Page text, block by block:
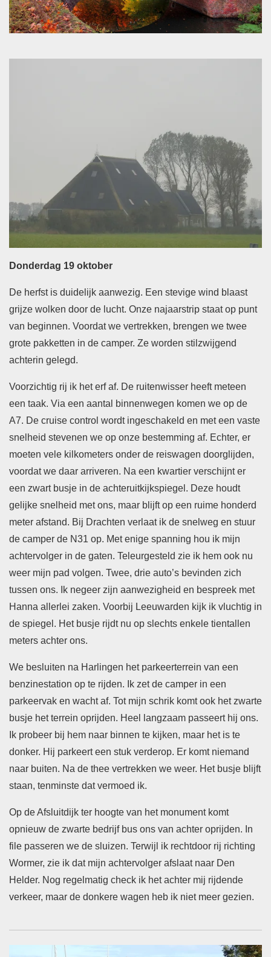
Donderdag 19 oktober
De herfst is duidelijk aanwezig. Een stevige wind blaast
grijze wolken door de lucht. Onze najaarstrip staat op punt
van beginnen. Voordat we vertrekken, brengen we twee
grote pakketten in de camper. Ze worden stilzwijgend
achterin gelegd.
Voorzichtig rij ik het erf af. De ruitenwisser heeft meteen
een taak. Via een aantal binnenwegen komen we op de
A7. De cruise control wordt ingeschakeld en met een vaste
snelheid stevenen we op onze bestemming af. Echter, er
moeten vele kilkometers onder de reiswagen doorglijden,
voordat we daar arriveren. Na een kwartier verschijnt er
een zwart busje in de achteruitkijkspiegel. Deze houdt
gelijke snelheid met ons, maar blijft op een ruime honderd
meter afstand. Bij Drachten verlaat ik de snelweg en stuur
de camper de N31 op. Met enige spanning hou ik mijn
achtervolger in de gaten. Teleurgesteld zie ik hem ook nu
weer mijn pad volgen. Twee, drie auto’s bevinden zich
tussen ons. Ik negeer zijn aanwezigheid en bespreek met
Hanna allerlei zaken. Voorbij Leeuwarden kijk ik vluchtig in
de spiegel. Het busje rijdt nu op slechts enkele tientallen
meters achter ons.
We besluiten na Harlingen het parkeerterrein van een
benzinestation op te rijden. Ik zet de camper in een
parkeervak en wacht af. Tot mijn schrik komt ook het zwarte
busje het terrein oprijden. Heel langzaam passeert hij ons.
Ik probeer bij hem naar binnen te kijken, maar het is te
donker. Hij parkeert een stuk verderop. Er komt niemand
naar buiten. Na de thee vertrekken we weer. Het busje blijft
staan, tenminste dat vermoed ik.
Op de Afsluitdijk ter hoogte van het monument komt
opnieuw de zwarte bedrijf bus ons van achter oprijden. In
file passeren we de sluizen. Terwijl ik rechtdoor rij richting
Wormer, zie ik dat mijn achtervolger afslaat naar Den
Helder. Nog regelmatig check ik het achter mij rijdende
verkeer, maar de donkere wagen heb ik niet meer gezien.